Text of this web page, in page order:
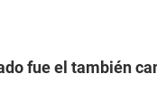
fue el también